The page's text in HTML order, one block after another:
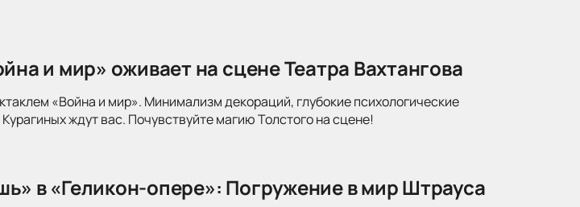
и мир» оживает на сцене Театра Вахтангова
«Война и мир». Минимализм декораций, глубокие психологические
ждут вас. Почувствуйте магию Толстого на сцене!
в «Геликон-опере»: Погружение в мир Штрауса